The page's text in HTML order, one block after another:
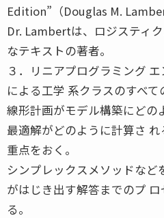
Edition”（Douglas M.
Dr. Lambertは、ロジスティ
なテキストの著者。
３．リニアプログラミング
による工学 系クラスのすべて
線形計画がモデル構築にどの
最適解がどのように計算さ
重点をおく。
シンプレックスメソッドなど
がはじき出す解答までのプ
る。